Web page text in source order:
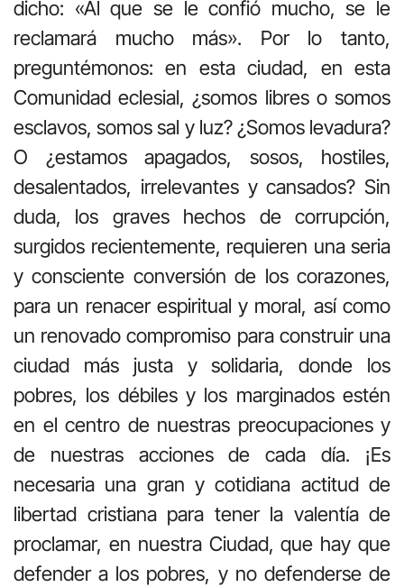
dicho: «Al que se le confió mucho, se le
reclamará mucho más». Por lo tanto,
preguntémonos: en esta ciudad, en esta
Comunidad eclesial, ¿somos libres o somos
esclavos, somos sal y luz? ¿Somos levadura?
O ¿estamos apagados, sosos, hostiles,
desalentados, irrelevantes y cansados? Sin
duda, los graves hechos de corrupción,
surgidos recientemente, requieren una seria
y consciente conversión de los corazones,
para un renacer espiritual y moral, así como
un renovado compromiso para construir una
ciudad más justa y solidaria, donde los
pobres, los débiles y los marginados estén
en el centro de nuestras preocupaciones y
de nuestras acciones de cada día. ¡Es
necesaria una gran y cotidiana actitud de
libertad cristiana para tener la valentía de
proclamar, en nuestra Ciudad, que hay que
defender a los pobres, y no defenderse de